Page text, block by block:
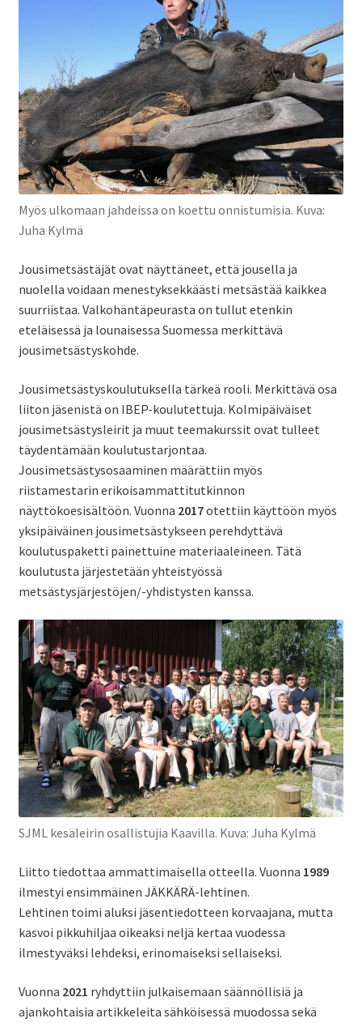
Myös ulkomaan jahdeissa on koettu onnistumisia. Kuva:
Juha Kylmä
Jousimetsästäjät ovat näyttäneet, että jousella ja
nuolella voidaan menestyksekkäästi metsästää kaikkea
suurriistaa. Valkohäntäpeurasta on tullut etenkin
eteläisessä ja lounaisessa Suomessa merkittävä
jousimetsästyskohde.
Jousimetsästyskoulutuksella tärkeä rooli. Merkittävä osa
liiton jäsenistä on IBEP-koulutettuja. Kolmipäiväiset
jousimetsästysleirit ja muut teemakurssit ovat tulleet
täydentämään koulutustarjontaa.
Jousimetsästysosaaminen määrättiin myös
riistamestarin erikoisammattitutkinnon
näyttökoesisältöön. Vuonna 2017otettiin käyttöön myös
yksipäiväinen jousimetsästykseen perehdyttävä
koulutuspaketti painettuine materiaaleineen. Tätä
koulutusta järjestetään yhteistyössä
metsästysjärjestöjen/-yhdistysten kanssa.
SJML kesäleirin osallistujia Kaavilla. Kuva: Juha Kylmä
Liitto tiedottaa ammattimaisella otteella. Vuonna 1989
ilmestyi ensimmäinen JÄKKÄRÄ-lehtinen.
Lehtinen toimi aluksi jäsentiedotteen korvaajana, mutta
kasvoi pikkuhiljaa oikeaksi neljä kertaa vuodessa
ilmestyväksi lehdeksi, erinomaiseksi sellaiseksi.
Vuonna 2021 ryhdyttiin julkaisemaan säännöllisiä ja
ajankohtaisia artikkeleita sähköisessä muodossa sekä